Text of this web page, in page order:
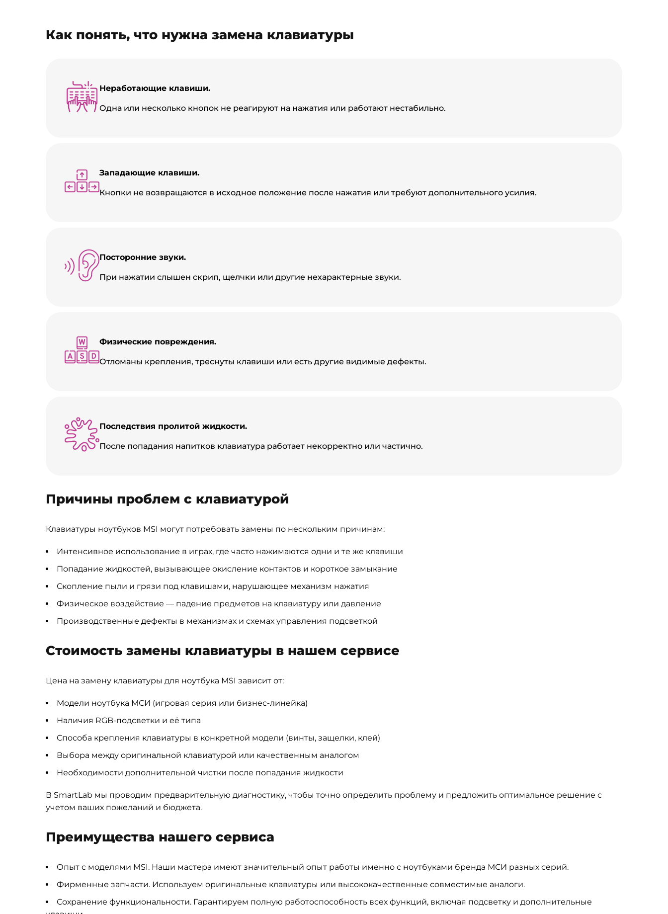
Как понять, что нужна замена клавиатуры
Неработающие клавиши.
Одна или несколько кнопок не реагируют на нажатия или работают нестабильно.
Западающие клавиши.
Кнопки не возвращаются в исходное положение после нажатия или требуют дополнительного усилия.
Посторонние звуки.
При нажатии слышен скрип, щелчки или другие нехарактерные звуки.
Физические повреждения.
Отломаны крепления, треснуты клавиши или есть другие видимые дефекты.
Последствия пролитой жидкости.
После попадания напитков клавиатура работает некорректно или частично.
Причины проблем с клавиатурой
Клавиатуры ноутбуков MSI могут потребовать замены по нескольким причинам:
Интенсивное использование в играх, где часто нажимаются одни и те же клавиши
Попадание жидкостей, вызывающее окисление контактов и короткое замыкание
Скопление пыли и грязи под клавишами, нарушающее механизм нажатия
Физическое воздействие — падение предметов на клавиатуру или давление
Производственные дефекты в механизмах и схемах управления подсветкой
Стоимость замены клавиатуры в нашем сервисе
Цена на замену клавиатуры для ноутбука MSI зависит от:
Модели ноутбука МСИ (игровая серия или бизнес-линейка)
Наличия RGB-подсветки и её типа
Способа крепления клавиатуры в конкретной модели (винты, защелки, клей)
Выбора между оригинальной клавиатурой или качественным аналогом
Необходимости дополнительной чистки после попадания жидкости
В SmartLab мы проводим предварительную диагностику, чтобы точно определить проблему и предложить оптимальное решение с
учетом ваших пожеланий и бюджета.
Преимущества нашего сервиса
Опыт с моделями MSI. Наши мастера имеют значительный опыт работы именно с ноутбуками бренда МСИ разных серий.
Фирменные запчасти. Используем оригинальные клавиатуры или высококачественные совместимые аналоги.
Сохранение функциональности. Гарантируем полную работоспособность всех функций, включая подсветку и дополнительные